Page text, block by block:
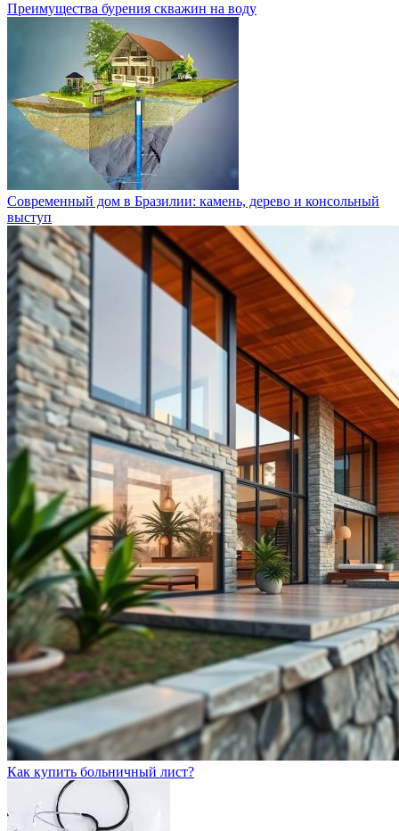
Преимущества бурения скважин на воду
Современный дом в Бразилии: камень, дерево и консольный
выступ
Как купить больничный лист?